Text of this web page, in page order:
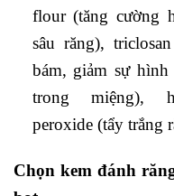
flour (tăng cường
sâu răng),
bám, giảm sự
trong miệng),
peroxide (tẩy trắng
Chọn kem đánh